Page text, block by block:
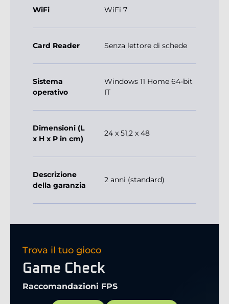
WiFi WiFi 7
Card Reader Senza lettore di schede
Sistema
operativo
Windows 11 Home 64-bit
IT
Dimensioni (L
x H x P in cm)
24 x 51,2 x 48
Descrizione
della garanzia
2 anni (standard)
Trova il tuo gioco
Game Check
Raccomandazioni FPS